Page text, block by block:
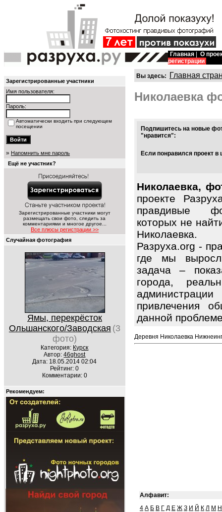
Главная
О
регистрации
Зарегистрированные участники
Имя пользователя:
Пароль:
Автоматически входить при следующем
посещении
» Напомнить мне пароль
Ещё не участник?
Зарегистрированные участники могут
размещать свои фото, следить за
комментариями и многое другое...
Все плюсы регистрации >>
Случайная фотография
Ямы, перекрёсток
Ольшанского/Заводская (3
фото)
Категория: Курск
Автор:46ghost
Дата: 18.05.2014 02:04
Рейтинг: 0
Комментарии: 0
Рекомендуем:
Вы здесь: Главная
Николаевка
Подпишитесь на новые
"нравится":
Если понравился проект
Николаевка,
проекте
правдивые
которых не
Николаевка.
Разруха.org -
где мы
задача –
города,
привлечения
данной
Деревня Николаевка
Алфавит:
4 А Б В Г Д Е Ж З И Й К Л М Н